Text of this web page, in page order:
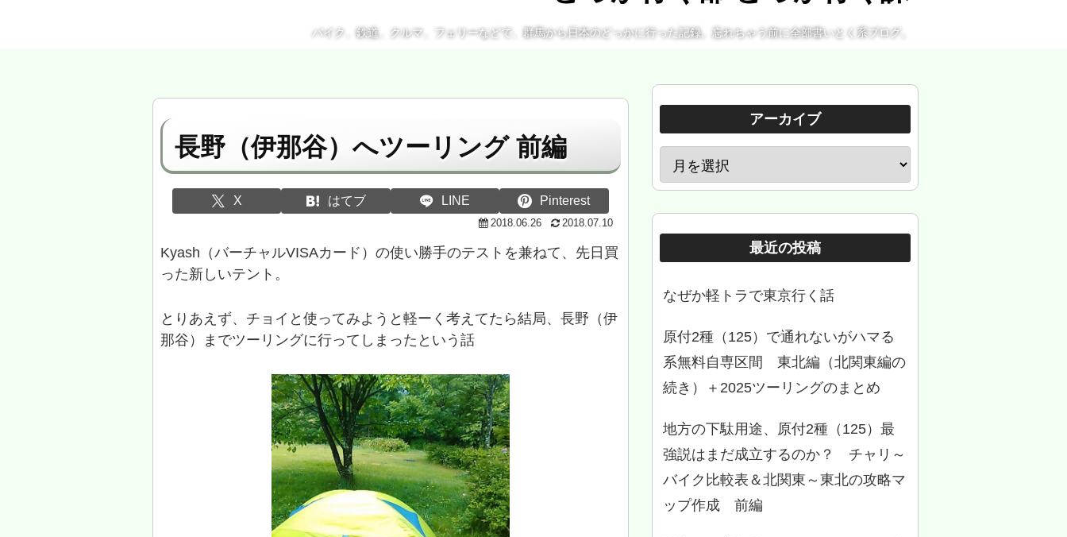
バイク、鉄道、クルマ、フェリーなどで、群馬から日本のどっかに行った記録。忘れちゃう前に全部書いとく系ブログ。
長野（伊那谷）へツーリング 前編
X はてブ LINE Pinterest
2018.06.26 2018.07.10
Kyash（バーチャルVISAカード）の使い勝手のテストを兼ねて、先日買
った新しいテント。
とりあえず、チョイと使ってみようと軽ーく考えてたら結局、長野（伊
那谷）までツーリングに行ってしまったという話
アーカイブ
最近の投稿
なぜか軽トラで東京行く話
原付2種（125）で通れないがハマる
系無料自専区間 東北編（北関東編の
続き）＋2025ツーリングのまとめ
地方の下駄用途、原付2種（125）最
強説はまだ成立するのか？ チャリ～
バイク比較表＆北関東～東北の攻略マ
ップ作成 前編